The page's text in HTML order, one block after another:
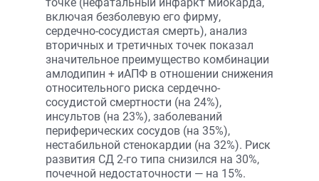
включая безболевую его фирму,
сердечно-сосудистая смерть), анализ
вторичных и третичных точек показал
значительное преимущество комбинации
амлодипин + иАПФ в отношении снижения
относительного риска сердечно-
сосудистой смертности (на 24%),
инсультов (на 23%), заболеваний
периферических сосудов (на 35%),
нестабильной стенокардии (на 32%). Риск
развития СД 2-го типа снизился на 30%,
почечной недостаточности — на 15%.